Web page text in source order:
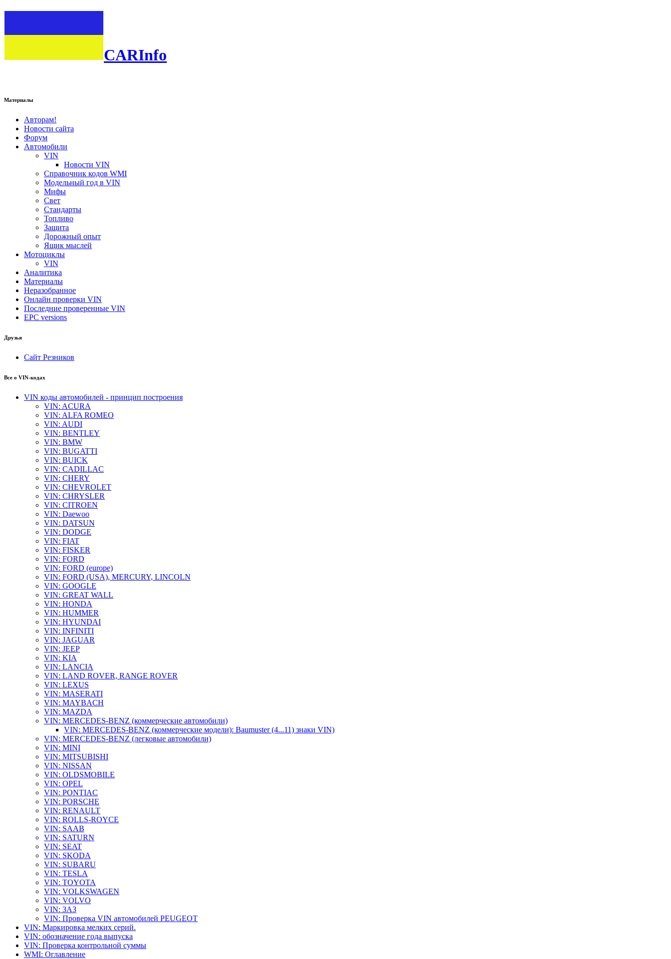
CARInfo
Материалы
Авторам!
Новости сайта
Форум
Автомобили
VIN
Новости VIN
Справочник кодов WMI
Модельный год в VIN
Мифы
Свет
Стандарты
Топливо
Защита
Дорожный опыт
Ящик мыслей
Мотоциклы
VIN
Аналитика
Материалы
Неразобранное
Онлайн проверки VIN
Последние проверенные VIN
EPC versions
Друзья
Сайт Резников
Все о VIN-кодах
VIN коды автомобилей - принцип построения
VIN: ACURA
VIN: ALFA ROMEO
VIN: AUDI
VIN: BENTLEY
VIN: BMW
VIN: BUGATTI
VIN: BUICK
VIN: CADILLAC
VIN: CHERY
VIN: CHEVROLET
VIN: CHRYSLER
VIN: CITROEN
VIN: Daewoo
VIN: DATSUN
VIN: DODGE
VIN: FIAT
VIN: FISKER
VIN: FORD
VIN: FORD (europe)
VIN: FORD (USA), MERCURY, LINCOLN
VIN: GOOGLE
VIN: GREAT WALL
VIN: HONDA
VIN: HUMMER
VIN: HYUNDAI
VIN: INFINITI
VIN: JAGUAR
VIN: JEEP
VIN: KIA
VIN: LANCIA
VIN: LAND ROVER, RANGE ROVER
VIN: LEXUS
VIN: MASERATI
VIN: MAYBACH
VIN: MAZDA
VIN: MERCEDES-BENZ (коммерческие автомобили)
VIN: MERCEDES-BENZ (коммерческие модели): Baumuster (4...11) знаки VIN)
VIN: MERCEDES-BENZ (легковые автомобили)
VIN: MINI
VIN: MITSUBISHI
VIN: NISSAN
VIN: OLDSMOBILE
VIN: OPEL
VIN: PONTIAC
VIN: PORSCHE
VIN: RENAULT
VIN: ROLLS-ROYCE
VIN: SAAB
VIN: SATURN
VIN: SEAT
VIN: SKODA
VIN: SUBARU
VIN: TESLA
VIN: TOYOTA
VIN: VOLKSWAGEN
VIN: VOLVO
VIN: ЗАЗ
VIN: Проверка VIN автомобилей PEUGEOT
VIN: Маркировка мелких серий.
VIN: обозначение года выпуска
VIN: Проверка контрольной суммы
WMI: Оглавление